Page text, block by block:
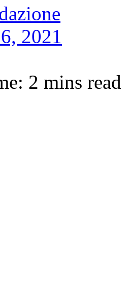
2021
2 mins read